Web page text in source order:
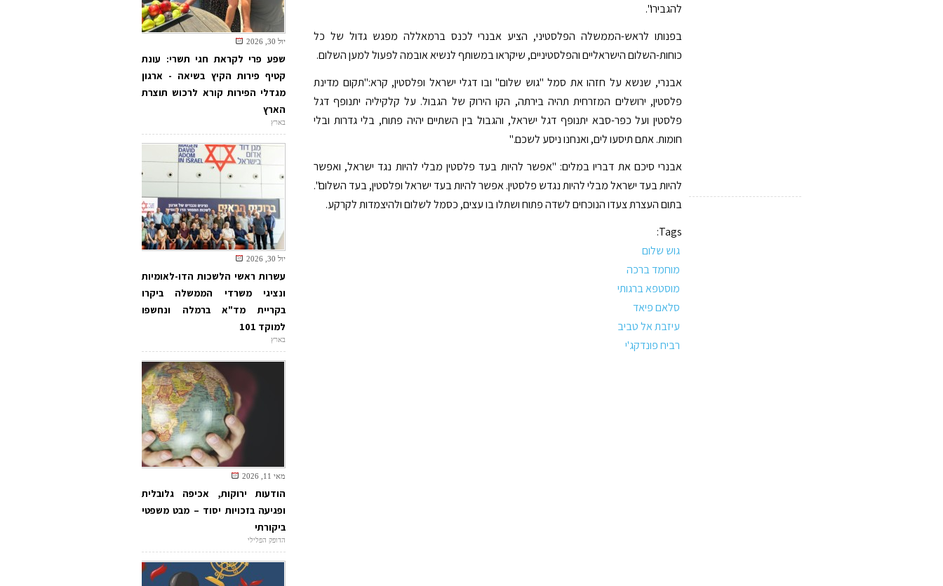
להגבירו".
בפנותו לראש-הממשלה הפלסטיני, הציע אבנרי לכנס ברמאללה מפגש גדול של כל
כוחות-השלום הישראליים והפלסטיניים, שיקראו במשותף לנשיא אובמה לפעול למען השלום.
אבנרי, שנשא על חזהו את סמל "גוש שלום" ובו דגלי ישראל ופלסטין, קרא:"תקום מדינת
פלסטין, ירושלים המזרחית תהיה בירתה, הקו הירוק של הגבול. על קלקיליה יתנופף דגל
פלסטין ועל כפר-סבא יתנופף דגל ישראל, והגבול בין השתיים יהיה פתוח, בלי גדרות ובלי
חומות. אתם תיסעו לים, ואנחנו ניסע לשכם."
אבנרי סיכם את דבריו במלים: "אפשר להיות בעד פלסטין מבלי להיות נגד ישראל, ואפשר
להיות בעד ישראל מבלי להיות נגדש פלסטין. אפשר להיות בעד ישראל ופלסטין, בעד השלום".
בתום העצרת צעדו הנוכחים לשדה פתוח ושתלו בו עצים, כסמל לשלום ולהיצמדות לקרקע.
Tags:
גוש שלום
מוחמד ברכה
מוסטפא ברגותי
סלאם פיאד
עיזבת אל טביב
רביח פונדקג'י
יול 30, 2026
שפע פרי לקראת חגי תשרי: עונת
קטיף פירות הקיץ בשיאה - ארגון
מגדלי הפירות קורא לרכוש תוצרת
הארץ
בארץ
יול 30, 2026
עשרות ראשי הלשכות הדו-לאומיות
ונציגי משרדי הממשלה ביקרו
בקריית מד"א ברמלה ונחשפו
למוקד 101
בארץ
מאי 11, 2026
הודעות ירוקות, אכיפה גלובלית
ופגיעה בזכויות יסוד – מבט משפטי
ביקורתי
הדופק הפלילי